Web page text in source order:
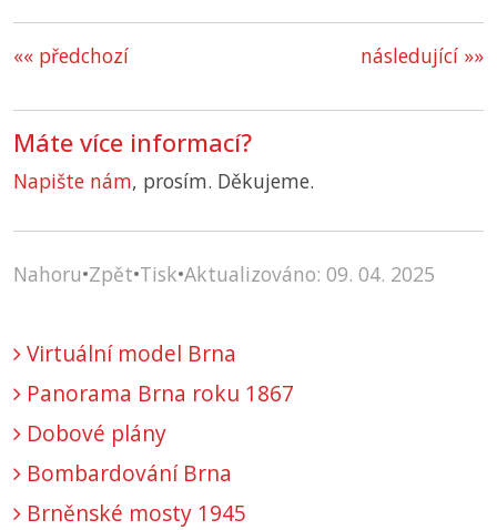
«« předchozí následující »»
Máte více informací?
Napište nám, prosím. Děkujeme.
Nahoru•Zpět•Tisk•Aktualizováno: 09. 04. 2025
Virtuální model Brna
Panorama Brna roku 1867
Dobové plány
Bombardování Brna
Brněnské mosty 1945